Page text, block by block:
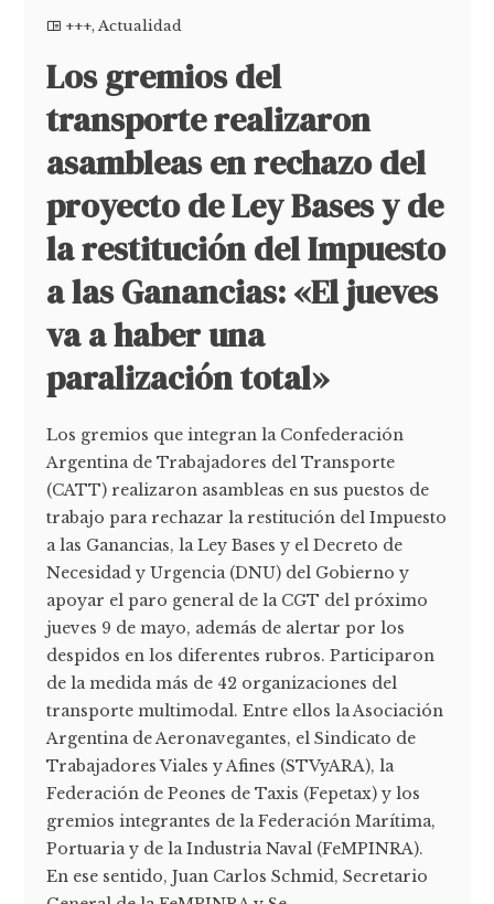
+++,Actualidad
Los gremios del
transporte realizaron
asambleas en rechazo del
proyecto de Ley Bases y de
la restitución del Impuesto
a las Ganancias: «El jueves
va a haber una
paralización total»
Los gremios que integran la Confederación
Argentina de Trabajadores del Transporte
(CATT) realizaron asambleas en sus puestos de
trabajo para rechazar la restitución del Impuesto
a las Ganancias, la Ley Bases y el Decreto de
Necesidad y Urgencia (DNU) del Gobierno y
apoyar el paro general de la CGT del próximo
jueves 9 de mayo, además de alertar por los
despidos en los diferentes rubros. Participaron
de la medida más de 42 organizaciones del
transporte multimodal. Entre ellos la Asociación
Argentina de Aeronavegantes, el Sindicato de
Trabajadores Viales y Afines (STVyARA), la
Federación de Peones de Taxis (Fepetax) y los
gremios integrantes de la Federación Marítima,
Portuaria y de la Industria Naval (FeMPINRA).
En ese sentido, Juan Carlos Schmid, Secretario